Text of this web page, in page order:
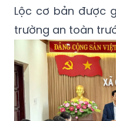
Lộc cơ bản được
trường an toàn